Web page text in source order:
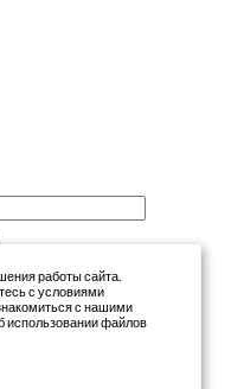
работы сайта.
с условиями
с нашими
использовании файлов